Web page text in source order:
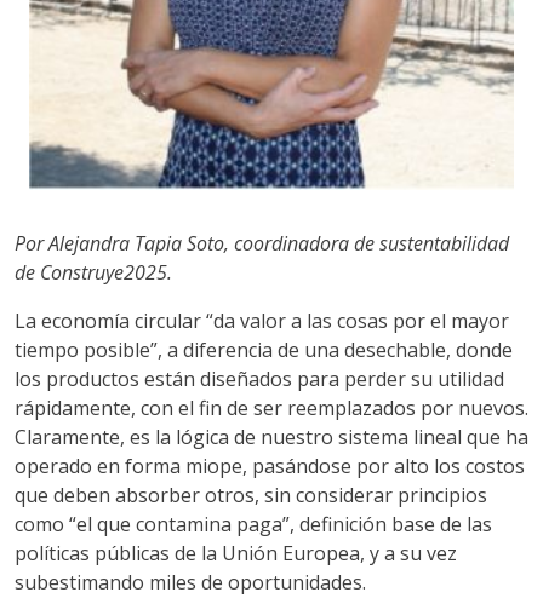
Por Alejandra Tapia Soto, coordinadora de sustentabilidad
de Construye2025.
La economía circular “da valor a las cosas por el mayor
tiempo posible”, a diferencia de una desechable, donde
los productos están diseñados para perder su utilidad
rápidamente, con el fin de ser reemplazados por nuevos.
Claramente, es la lógica de nuestro sistema lineal que ha
operado en forma miope, pasándose por alto los costos
que deben absorber otros, sin considerar principios
como “el que contamina paga”, definición base de las
políticas públicas de la Unión Europea, y a su vez
subestimando miles de oportunidades.